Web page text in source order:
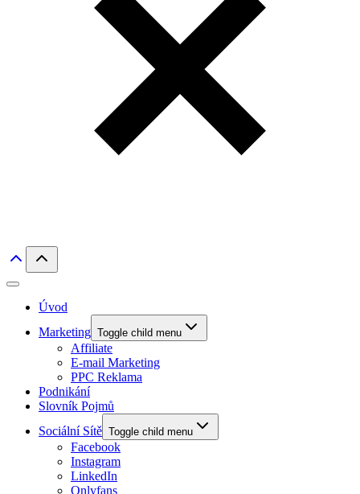
Úvod
Marketing Toggle child menu
Affiliate
E-mail Marketing
PPC Reklama
Podnikání
Slovník Pojmů
Sociální Sítě Toggle child menu
Facebook
Instagram
LinkedIn
Onlyfans